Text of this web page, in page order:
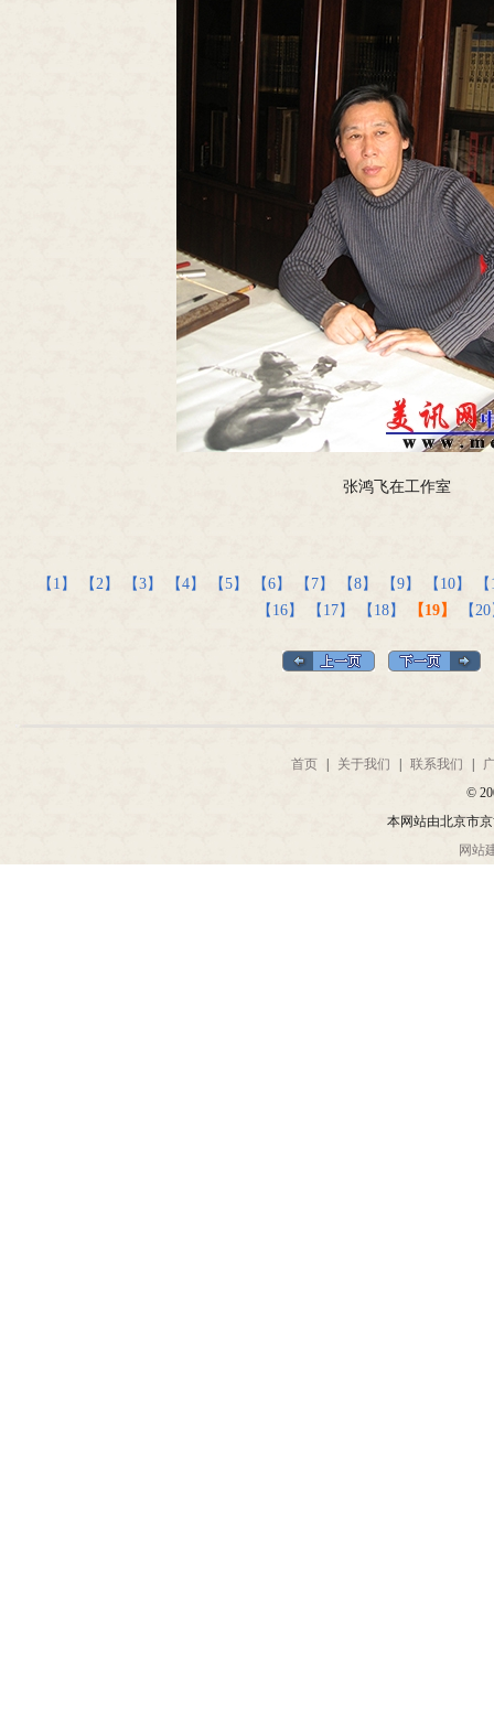
张鸿飞在工作室
【1】 【2】 【3】 【4】 【5】 【6】 【7】 【8】 【9】 【10】
【16】
【17】 【18】 【19】 【
首页 关于我们 联系我们
©
本网站由北京市
网站